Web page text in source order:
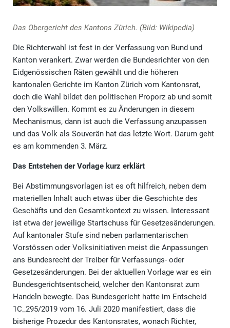
Das Obergericht des Kantons Zürich. (Bild: Wikipedia)
Die Richterwahl ist fest in der Verfassung von Bund und
Kanton verankert. Zwar werden die Bundesrichter von den
Eidgenössischen Räten gewählt und die höheren
kantonalen Gerichte im Kanton Zürich vom Kantonsrat,
doch die Wahl bildet den politischen Proporz ab und somit
den Volkswillen. Kommt es zu Änderungen in diesem
Mechanismus, dann ist auch die Verfassung anzupassen
und das Volk als Souverän hat das letzte Wort. Darum geht
es am kommenden 3. März.
Das Entstehen der Vorlage kurz erklärt
Bei Abstimmungsvorlagen ist es oft hilfreich, neben dem
materiellen Inhalt auch etwas über die Geschichte des
Geschäfts und den Gesamtkontext zu wissen. Interessant
ist etwa der jeweilige Startschuss für Gesetzesänderungen.
Auf kantonaler Stufe sind neben parlamentarischen
Vorstössen oder Volksinitiativen meist die Anpassungen
ans Bundesrecht der Treiber für Verfassungs- oder
Gesetzesänderungen. Bei der aktuellen Vorlage war es ein
Bundesgerichtsentscheid, welcher den Kantonsrat zum
Handeln bewegte. Das Bundesgericht hatte im Entscheid
1C_295/2019 vom 16. Juli 2020 manifestiert, dass die
bisherige Prozedur des Kantonsrates, wonach Richter,